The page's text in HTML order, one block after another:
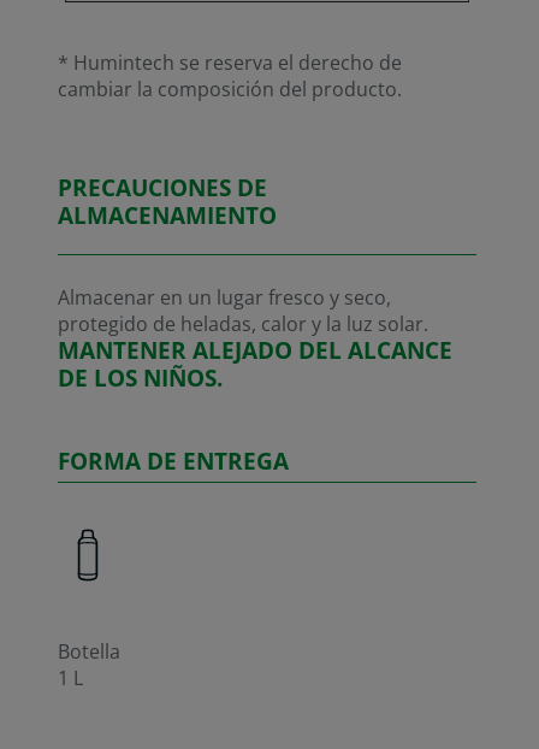
* Humintech se reserva el derecho de
cambiar la composición del producto.
PRECAUCIONES DE
ALMACENAMIENTO
Almacenar en un lugar fresco y seco,
protegido de heladas, calor y la luz solar.
MANTENER ALEJADO DEL ALCANCE
DE LOS NIÑOS.
FORMA DE ENTREGA
Botella
1 L